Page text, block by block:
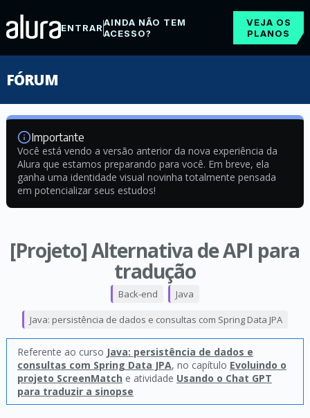
ENTRARAINDA NÃO TEM
ACESSO?
VEJA OS
PLANOS
FÓRUM
Importante
Você está vendo a versão anterior da nova experiência da
Alura que estamos preparando para você. Em breve, ela
ganha uma identidade visual novinha totalmente pensada
em potencializar seus estudos!
[Projeto] Alternativa de API para
tradução
Back-end Java
Java: persistência de dados e consultas com Spring Data JPA
Referente ao curso Java: persistência de dados e
consultas com Spring Data JPA, no capítulo Evoluindo o
projeto ScreenMatch e atividade Usando o Chat GPT
para traduzir a sinopse